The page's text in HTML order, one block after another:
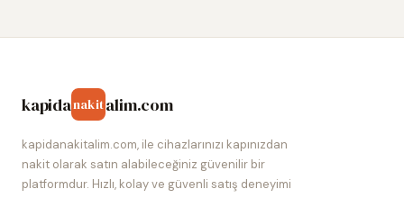
kapidanakitalim.com
kapidanakitalim.com, ile cihazlarınızı kapınızdan
nakit olarak satın alabileceğiniz güvenilir bir
platformdur. Hızlı, kolay ve güvenli satış deneyimi